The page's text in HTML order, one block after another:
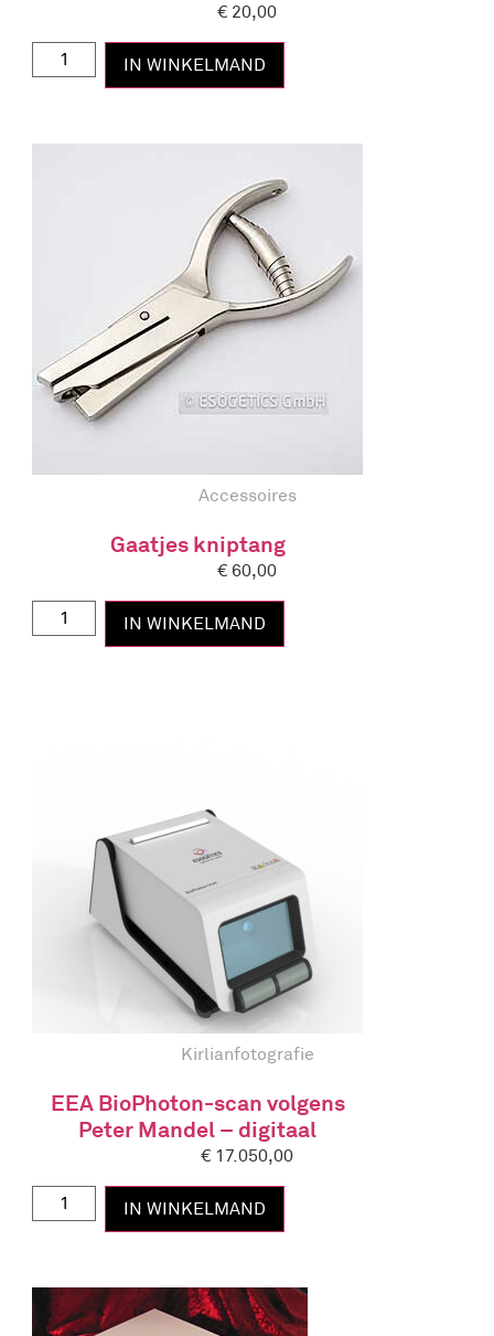
€ 20,00
IN WINKELMAND
Accessoires
Gaatjes kniptang
€ 60,00
IN WINKELMAND
Kirlianfotografie
EEA BioPhoton-scan volgens
Peter Mandel – digitaal
€ 17.050,00
IN WINKELMAND